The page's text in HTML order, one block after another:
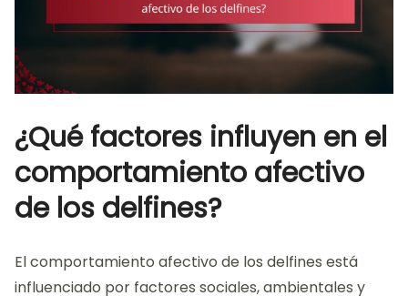
¿Qué factores influyen en el
comportamiento afectivo
de los delfines?
El comportamiento afectivo de los delfines está
influenciado por factores sociales, ambientales y